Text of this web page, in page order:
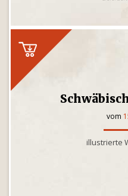
vom
illustrierte